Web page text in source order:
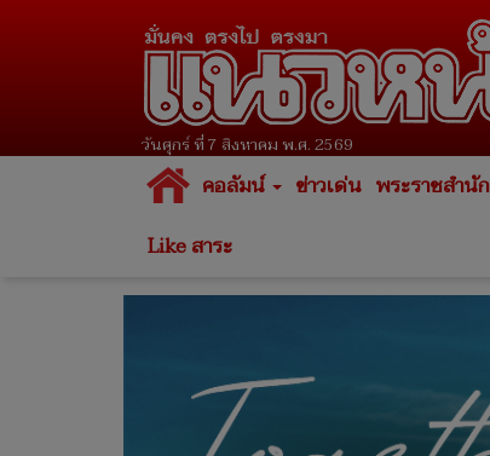
วันศุกร์ ที่ 7 สิงหาคม พ.ศ. 2569
คอลัมน์ ข่าวเด่น พระราชสำนัก
Like สาระ